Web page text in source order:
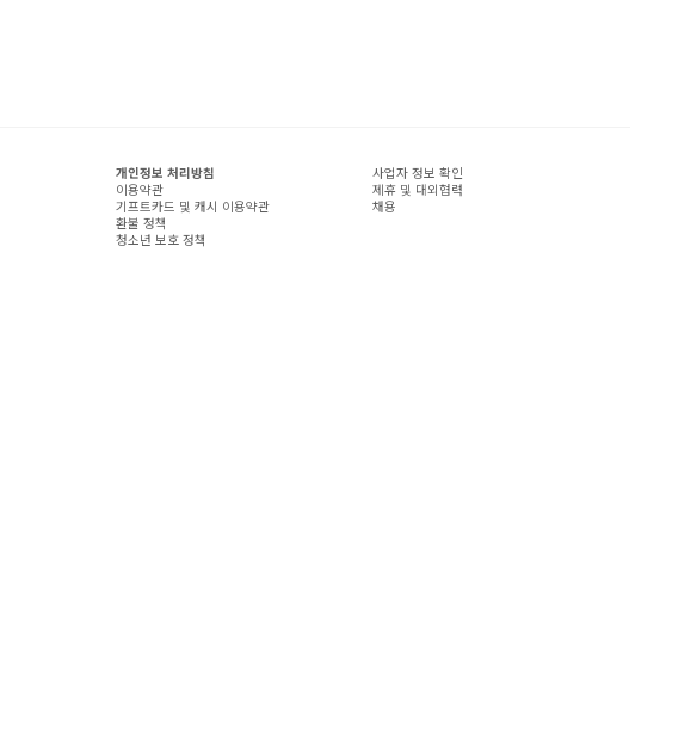
개인정보 처리방침
이용약관
기프트카드 및 캐시 이용약관
환불 정책
청소년 보호 정책
사업자 정보 확인
제휴 및 대외협력
채용